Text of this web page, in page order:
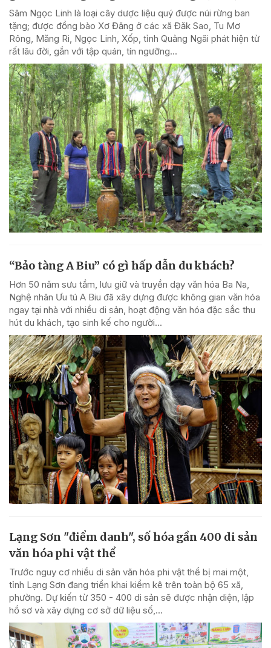
Sâm Ngọc Linh là loại cây dược liệu quý được núi rừng ban
tặng; được đồng bào Xơ Đăng ở các xã Đăk Sao, Tu Mơ
Rông, Măng Ri, Ngọc Linh, Xốp, tỉnh Quảng Ngãi phát hiện từ
rất lâu đời, gắn với tập quán, tín ngưỡng...
“Bảo tàng A Biu” có gì hấp dẫn du khách?
Hơn 50 năm sưu tầm, lưu giữ và truyền dạy văn hóa Ba Na,
Nghệ nhân Ưu tú A Biu đã xây dựng được không gian văn hóa
ngay tại nhà với nhiều di sản, hoạt động văn hóa đặc sắc thu
hút du khách, tạo sinh kế cho người...
Lạng Sơn "điểm danh", số hóa gần 400 di sản
văn hóa phi vật thể
Trước nguy cơ nhiều di sản văn hóa phi vật thể bị mai một,
tỉnh Lạng Sơn đang triển khai kiểm kê trên toàn bộ 65 xã,
phường. Dự kiến từ 350 - 400 di sản sẽ được nhận diện, lập
hồ sơ và xây dựng cơ sở dữ liệu số,...